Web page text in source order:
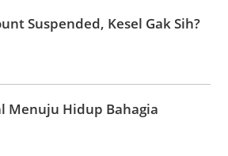
Suspended, Kesel Gak Sih?
Menuju Hidup Bahagia